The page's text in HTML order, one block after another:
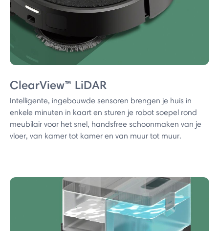
ClearView™ LiDAR
Intelligente, ingebouwde sensoren brengen je huis in
enkele minuten in kaart en sturen je robot soepel rond
meubilair voor het snel, handsfree schoonmaken van je
vloer, van kamer tot kamer en van muur tot muur.